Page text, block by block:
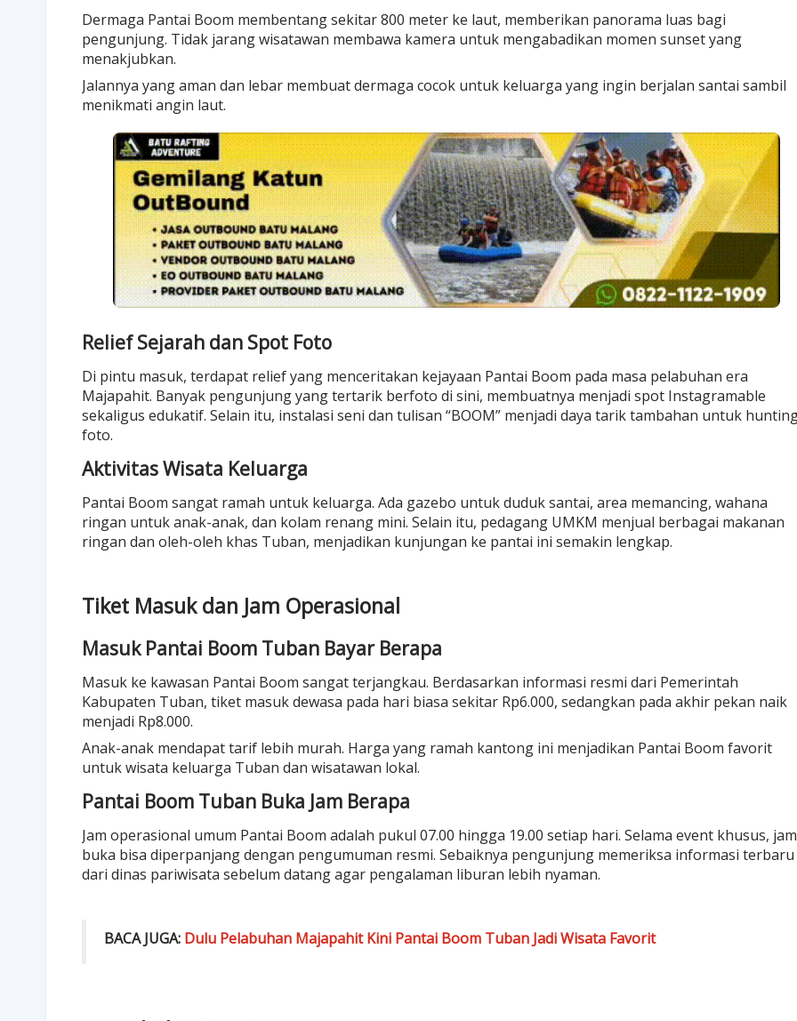
Dermaga Pantai Boom membentang sekitar 800 meter ke laut, memberikan panorama luas bagi
pengunjung. Tidak jarang wisatawan membawa kamera untuk mengabadikan momen sunset yang
menakjubkan.
Jalannya yang aman dan lebar membuat dermaga cocok untuk keluarga yang ingin berjalan santai sambil
menikmati angin laut.
Relief Sejarah dan Spot Foto
Di pintu masuk, terdapat relief yang menceritakan kejayaan Pantai Boom pada masa pelabuhan era
Majapahit. Banyak pengunjung yang tertarik berfoto di sini, membuatnya menjadi spot Instagramable
sekaligus edukatif. Selain itu, instalasi seni dan tulisan “BOOM” menjadi daya tarik tambahan untuk
foto.
Aktivitas Wisata Keluarga
Pantai Boom sangat ramah untuk keluarga. Ada gazebo untuk duduk santai, area memancing, wahana
ringan untuk anak-anak, dan kolam renang mini. Selain itu, pedagang UMKM menjual berbagai makanan
ringan dan oleh-oleh khas Tuban, menjadikan kunjungan ke pantai ini semakin lengkap.
Tiket Masuk dan Jam Operasional
Masuk Pantai Boom Tuban Bayar Berapa
Masuk ke kawasan Pantai Boom sangat terjangkau. Berdasarkan informasi resmi dari Pemerintah
Kabupaten Tuban, tiket masuk dewasa pada hari biasa sekitar Rp6.000, sedangkan pada akhir pekan naik
menjadi Rp8.000.
Anak-anak mendapat tarif lebih murah. Harga yang ramah kantong ini menjadikan Pantai Boom favorit
untuk wisata keluarga Tuban dan wisatawan lokal.
Pantai Boom Tuban Buka Jam Berapa
Jam operasional umum Pantai Boom adalah pukul 07.00 hingga 19.00 setiap hari. Selama event khusus, jam
buka bisa diperpanjang dengan pengumuman resmi. Sebaiknya pengunjung memeriksa informasi terbaru
dari dinas pariwisata sebelum datang agar pengalaman liburan lebih nyaman.
BACA JUGA: Dulu Pelabuhan Majapahit Kini Pantai Boom Tuban Jadi Wisata Favorit